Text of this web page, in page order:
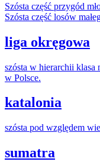
Szósta część przygód
Szósta część losów
liga okręgowa
szósta w hierarchii klasa
w Polsce.
katalonia
szósta pod względem
sumatra